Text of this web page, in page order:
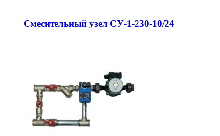
Смесительный узел СУ-1-230-10/24